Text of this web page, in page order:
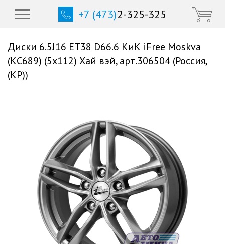
+7 (473)2-325-325
Диски 6.5J16 ET38 D66.6 КиК iFree Moskva
(КС689) (5x112) Хай вэй, арт.306504 (Россия,
(КР))